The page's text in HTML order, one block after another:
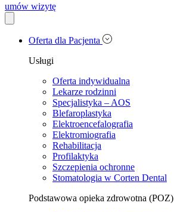
umów wizytę
Oferta dla Pacjenta
Usługi
Oferta indywidualna
Lekarze rodzinni
Specjalistyka – AOS
Blefaroplastyka
Elektroencefalografia
Elektromiografia
Rehabilitacja
Profilaktyka
Szczepienia ochronne
Stomatologia w Corten Dental
Podstawowa opieka zdrowotna (POZ)